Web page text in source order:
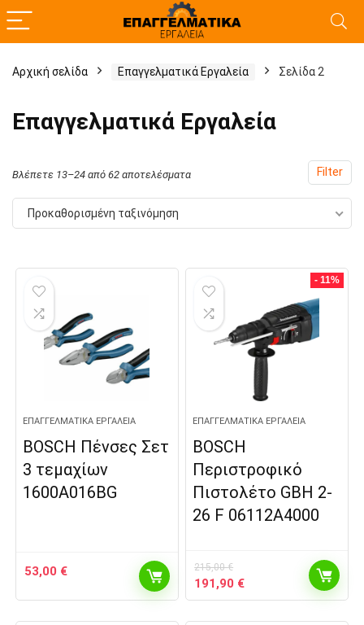
Αρχική σελίδα Επαγγελματικά Εργαλεία Σελίδα 2
Επαγγελματικά Εργαλεία
Filter
Βλέπετε 13–24 από 62 αποτελέσματα
Προκαθορισμένη ταξινόμηση
ΕΠΑΓΓΕΛΜΑΤΙΚΆ ΕΡΓΑΛΕΊΑ
BOSCH Πένσες Σετ
3 τεμαχίων
1600A016BG
53,00 €
- 11%
ΕΠΑΓΓΕΛΜΑΤΙΚΆ ΕΡΓΑΛΕΊΑ
BOSCH
Περιστροφικό
Πιστολέτο GBH 2-
26 F 06112A4000
215,00€
Original
price
191,90 €Η
τρέχουσα